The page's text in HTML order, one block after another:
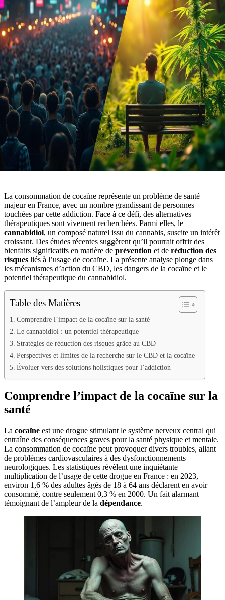
La consommation de cocaïne représente un problème de santé
majeur en France, avec un nombre grandissant de personnes
touchées par cette addiction. Face à ce défi, des alternatives
thérapeutiques sont vivement recherchées. Parmi elles, le
cannabidiol, un composé naturel issu du cannabis, suscite un intérêt
croissant. Des études récentes suggèrent qu’il pourrait offrir des
bienfaits significatifs en matière de prévention et de réduction des
risques liés à l’usage de cocaïne. La présente analyse plonge dans
les mécanismes d’action du CBD, les dangers de la cocaïne et le
potentiel thérapeutique du cannabidiol.
Table des Matières
Comprendre l’impact de la cocaïne sur la santé
Le cannabidiol : un potentiel thérapeutique
Stratégies de réduction des risques grâce au CBD
Perspectives et limites de la recherche sur le CBD et la cocaïne
Évoluer vers des solutions holistiques pour l’addiction
Comprendre l’impact de la cocaïne sur la
santé
La cocaïne est une drogue stimulant le système nerveux central qui
entraîne des conséquences graves pour la santé physique et mentale.
La consommation de cocaïne peut provoquer divers troubles, allant
de problèmes cardiovasculaires à des dysfonctionnements
neurologiques. Les statistiques révèlent une inquiétante
multiplication de l’usage de cette drogue en France : en 2023,
environ 1,6 % des adultes âgés de 18 à 64 ans déclarent en avoir
consommé, contre seulement 0,3 % en 2000. Un fait alarmant
témoignant de l’ampleur de la dépendance.